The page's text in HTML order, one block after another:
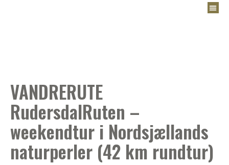
VANDRERUTE
RudersdalRuten –
weekendtur i Nordsjællands
naturperler (42 km rundtur)